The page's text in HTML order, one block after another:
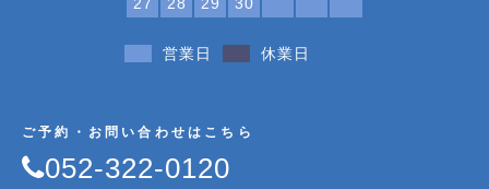
営業日 休業日
ご予約・お問い合わせはこちら
052-322-0120